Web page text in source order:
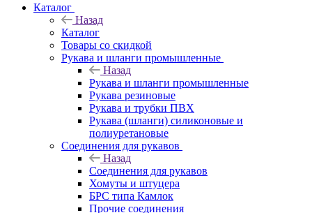
Каталог
Назад
Каталог
Товары со скидкой
Рукава и шланги промышленные
Назад
Рукава и шланги промышленные
Рукава резиновые
Рукава и трубки ПВХ
Рукава (шланги) силиконовые и
полиуретановые
Соединения для рукавов
Назад
Соединения для рукавов
Хомуты и штуцера
БРС типа Камлок
Прочие соединения